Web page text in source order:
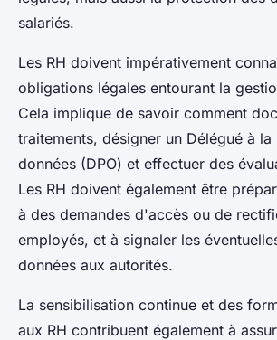
salariés.
Les RH doivent impérativement
obligations légales entourant la
Cela implique de savoir comment
traitements, désigner un Délégué à
données (DPO) et effectuer des
Les RH doivent également être
à des demandes d'accès ou de
employés, et à signaler les
données aux autorités.
La sensibilisation continue et des
aux RH contribuent également à